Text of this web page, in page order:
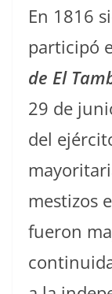
En 1816
participó
de El
29 de
del
mestizos
fueron